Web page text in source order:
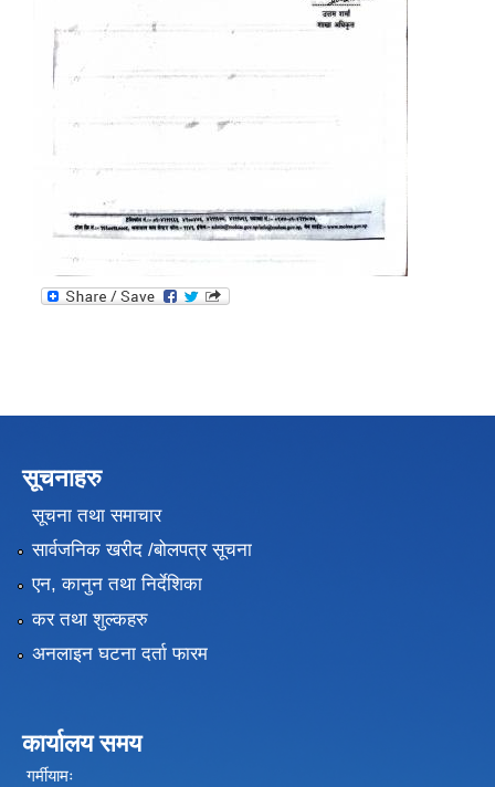
सूचनाहरु
सूचना तथा समाचार
सार्वजनिक खरीद /बोलपत्र सूचना
एन, कानुन तथा निर्देशिका
कर तथा शुल्कहरु
अनलाइन घटना दर्ता फारम
कार्यालय समय
गर्मीयामः